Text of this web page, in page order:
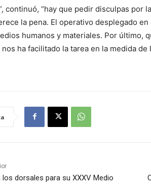
continuó, “hay que pedir disculpas por
la pena. El operativo desplegado
humanos y materiales. Por último,
ha facilitado la tarea en la medida de
los dorsales para su XXXV Medio